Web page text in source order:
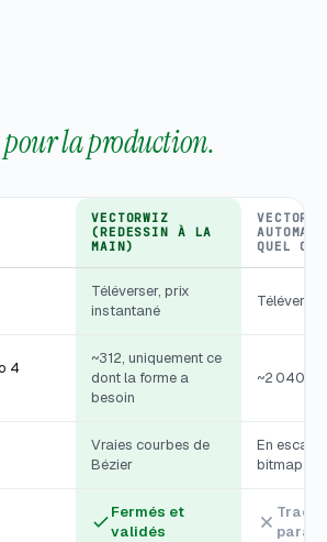
la production.
VECTORWIZ
(REDESSIN À LA
MAIN)
QUEL
Téléverser, prix
instantané
4
~312, uniquement ce
dont la forme a
besoin
~2 040,
Vraies courbes de
Bézier
En
bitmap
Fermés et
validés